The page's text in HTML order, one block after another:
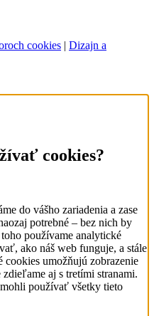
cookies | Dizajn a
cookies?
do vášho zariadenia a zase
potrebné – bez nich by
používame analytické
ako náš web funguje, a stále
umožňujú zobrazenie
aj s tretími stranami.
používať všetky tieto